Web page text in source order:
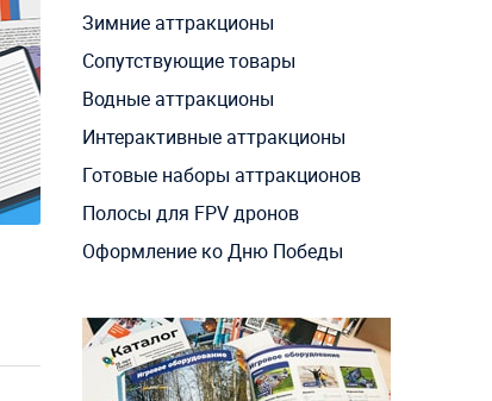
Зимние аттракционы
Сопутствующие товары
Водные аттракционы
Интерактивные аттракционы
Готовые наборы аттракционов
Полосы для FPV дронов
Оформление ко Дню Победы